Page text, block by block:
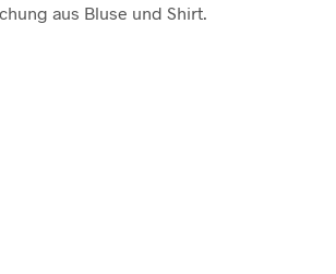
aus Bluse und Shirt.